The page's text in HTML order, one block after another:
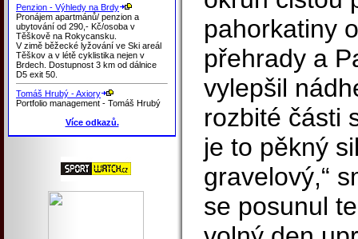
Penzion - Výhledy na Brdy
Pronájem apartmánů/ penzion a
ubytování od 290,- Kč/osoba v
Těškově na Rokycansku.
V zimě běžecké lyžování ve Ski areál
Těškov a v létě cyklistika nejen v
Brdech. Dostupnost 3 km od dálnice
D5 exit 50.
Tomáš Hrubý - Axiory
Portfolio management - Tomáš Hrubý
Více odkazů.
pahorkatiny
přehrady a
vylepšil
rozbité části
je to pěkný
gravelový,“
se posunul